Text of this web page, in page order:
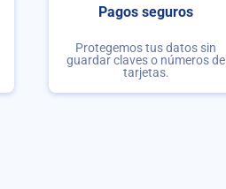
Pagos seguros
Protegemos tus datos sin
guardar claves o números de
tarjetas.